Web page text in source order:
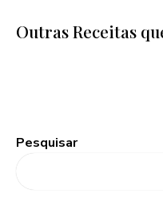
Outras Receitas
Pesquisar